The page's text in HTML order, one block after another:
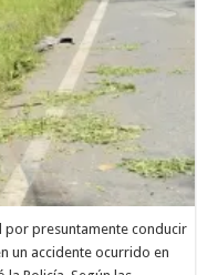
por presuntamente conducir
un accidente ocurrido en